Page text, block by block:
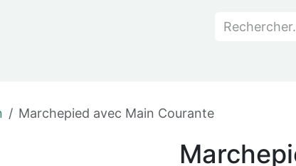
Marchepied avec Main Courante